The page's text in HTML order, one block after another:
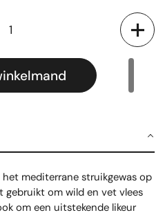
mediterrane struikgewas op
gebruikt om wild en vet vlees
om een ​​uitstekende likeur